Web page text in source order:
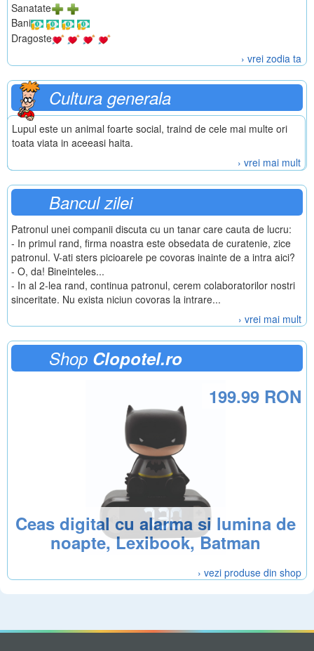
Sanatate
Bani
Dragoste
› vrei zodia ta
Cultura generala
Lupul este un animal foarte social, traind de cele mai multe ori
toata viata in aceeasi haita.
› vrei mai mult
Bancul zilei
Patronul unei companii discuta cu un tanar care cauta de lucru:
- In primul rand, firma noastra este obsedata de curatenie, zice
patronul. V-ati sters picioarele pe covoras inainte de a intra aici?
- O, da! Bineinteles...
- In al 2-lea rand, continua patronul, cerem colaboratorilor nostri
sinceritate. Nu exista niciun covoras la intrare...
› vrei mai mult
Shop Clopotel.ro
Ceas digital cu alarma si lumina de
noapte, Lexibook, Batman
199.99 RON
› vezi produse din shop